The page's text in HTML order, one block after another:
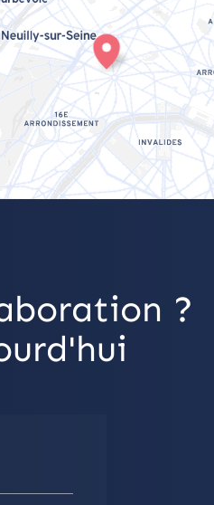
?